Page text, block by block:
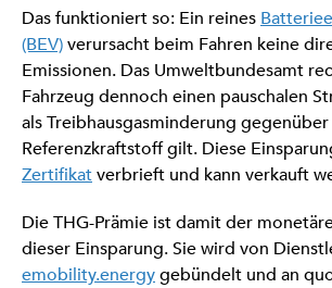
Das funktioniert so: Ein reines
(BEV)verursacht beim Fahren keine
Emissionen. Das Umweltbundesamt
Fahrzeug dennoch einen pauschalen
als Treibhausgasminderung
Referenzkraftstoff gilt. Diese
Zertifikatverbrieft und kann verkauft
Die THG-Prämie ist damit der
dieser Einsparung. Sie wird von
emobility.energygebündelt und an